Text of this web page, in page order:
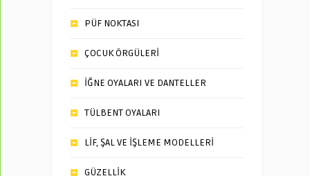
PÜF NOKTASI
ÇOCUK ÖRGÜLERİ
İĞNE OYALARI VE DANTELLER
TÜLBENT OYALARI
LİF, ŞAL VE İŞLEME MODELLERİ
GÜZELLİK